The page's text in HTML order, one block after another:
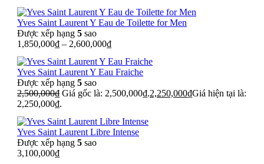
Yves Saint Laurent Y Eau de Toilette for Men
Được xếp hạng 5 sao
1,850,000₫ – 2,600,000₫
Yves Saint Laurent Y Eau Fraiche
Được xếp hạng 5 sao
2,500,000₫ Giá gốc là: 2,500,000₫.2,250,000₫Giá hiện tại là:
2,250,000₫.
Yves Saint Laurent Libre Intense
Được xếp hạng 5 sao
3,100,000₫